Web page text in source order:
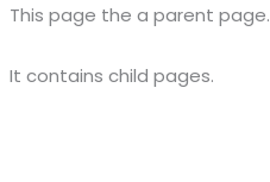
This page the a parent page.
It contains child pages.